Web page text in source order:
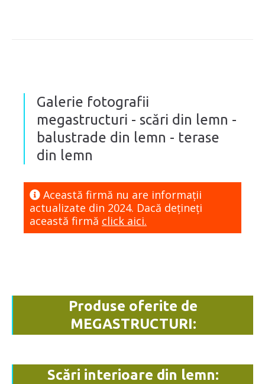
Galerie fotografii
megastructuri - scări din lemn -
balustrade din lemn - terase
din lemn
Această firmă nu are informaţii
actualizate din 2024. Dacă dețineți
această firmă click aici.
Produse oferite de
MEGASTRUCTURI:
Scări interioare din lemn: